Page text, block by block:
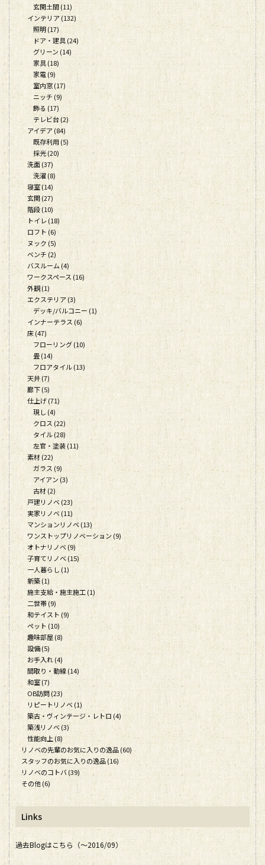
玄関土間 (11)
インテリア (132)
照明 (17)
ドア・建具 (24)
グリーン (14)
家具 (18)
家電 (9)
室内窓 (17)
ニッチ (9)
飾る (17)
テレビ台 (2)
アイデア (84)
既存利用 (5)
採光 (20)
洗面 (37)
洗濯 (8)
寝室 (14)
玄関 (27)
階段 (10)
トイレ (18)
ロフト (6)
ヌック (5)
ベンチ (2)
バスルーム (4)
ワークスペース (16)
外観 (1)
エクステリア (3)
デッキ/バルコニー (1)
インナーテラス (6)
床 (47)
フローリング (10)
畳 (14)
フロアタイル (13)
天井 (7)
廊下 (5)
仕上げ (71)
現し (4)
クロス (22)
タイル (28)
左官・塗装 (11)
素材 (22)
ガラス (9)
アイアン (3)
古材 (2)
戸建リノベ (23)
実家リノベ (11)
マンションリノベ (13)
ワンストップリノベーション (9)
オトナリノベ (9)
子育てリノベ (15)
一人暮らし (1)
新築 (1)
施主支給・施主施工 (1)
二世帯 (9)
和テイスト (9)
ペット (10)
趣味部屋 (8)
設備 (5)
お手入れ (4)
間取り・動線 (14)
和室 (7)
OB訪問 (23)
リピートリノベ (1)
築古・ヴィンテージ・レトロ (4)
築浅リノベ (3)
性能向上 (8)
リノベの先輩のお気に入りの逸品 (60)
スタッフのお気に入りの逸品 (16)
リノベのコトバ (39)
その他 (6)
Links
過去Blogはこちら（～2016/09）